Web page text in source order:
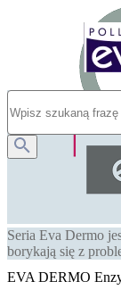
Seria Eva Dermo
borykają się z
EVA DERMO